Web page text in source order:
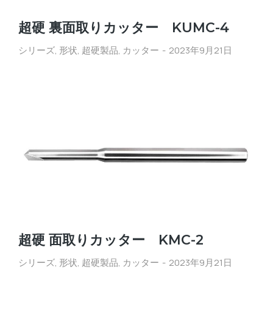
超硬 裏面取りカッター KUMC-4
シリーズ, 形状, 超硬製品, カッター 2023年9月21日
超硬 面取りカッター KMC-2
シリーズ, 形状, 超硬製品, カッター 2023年9月21日